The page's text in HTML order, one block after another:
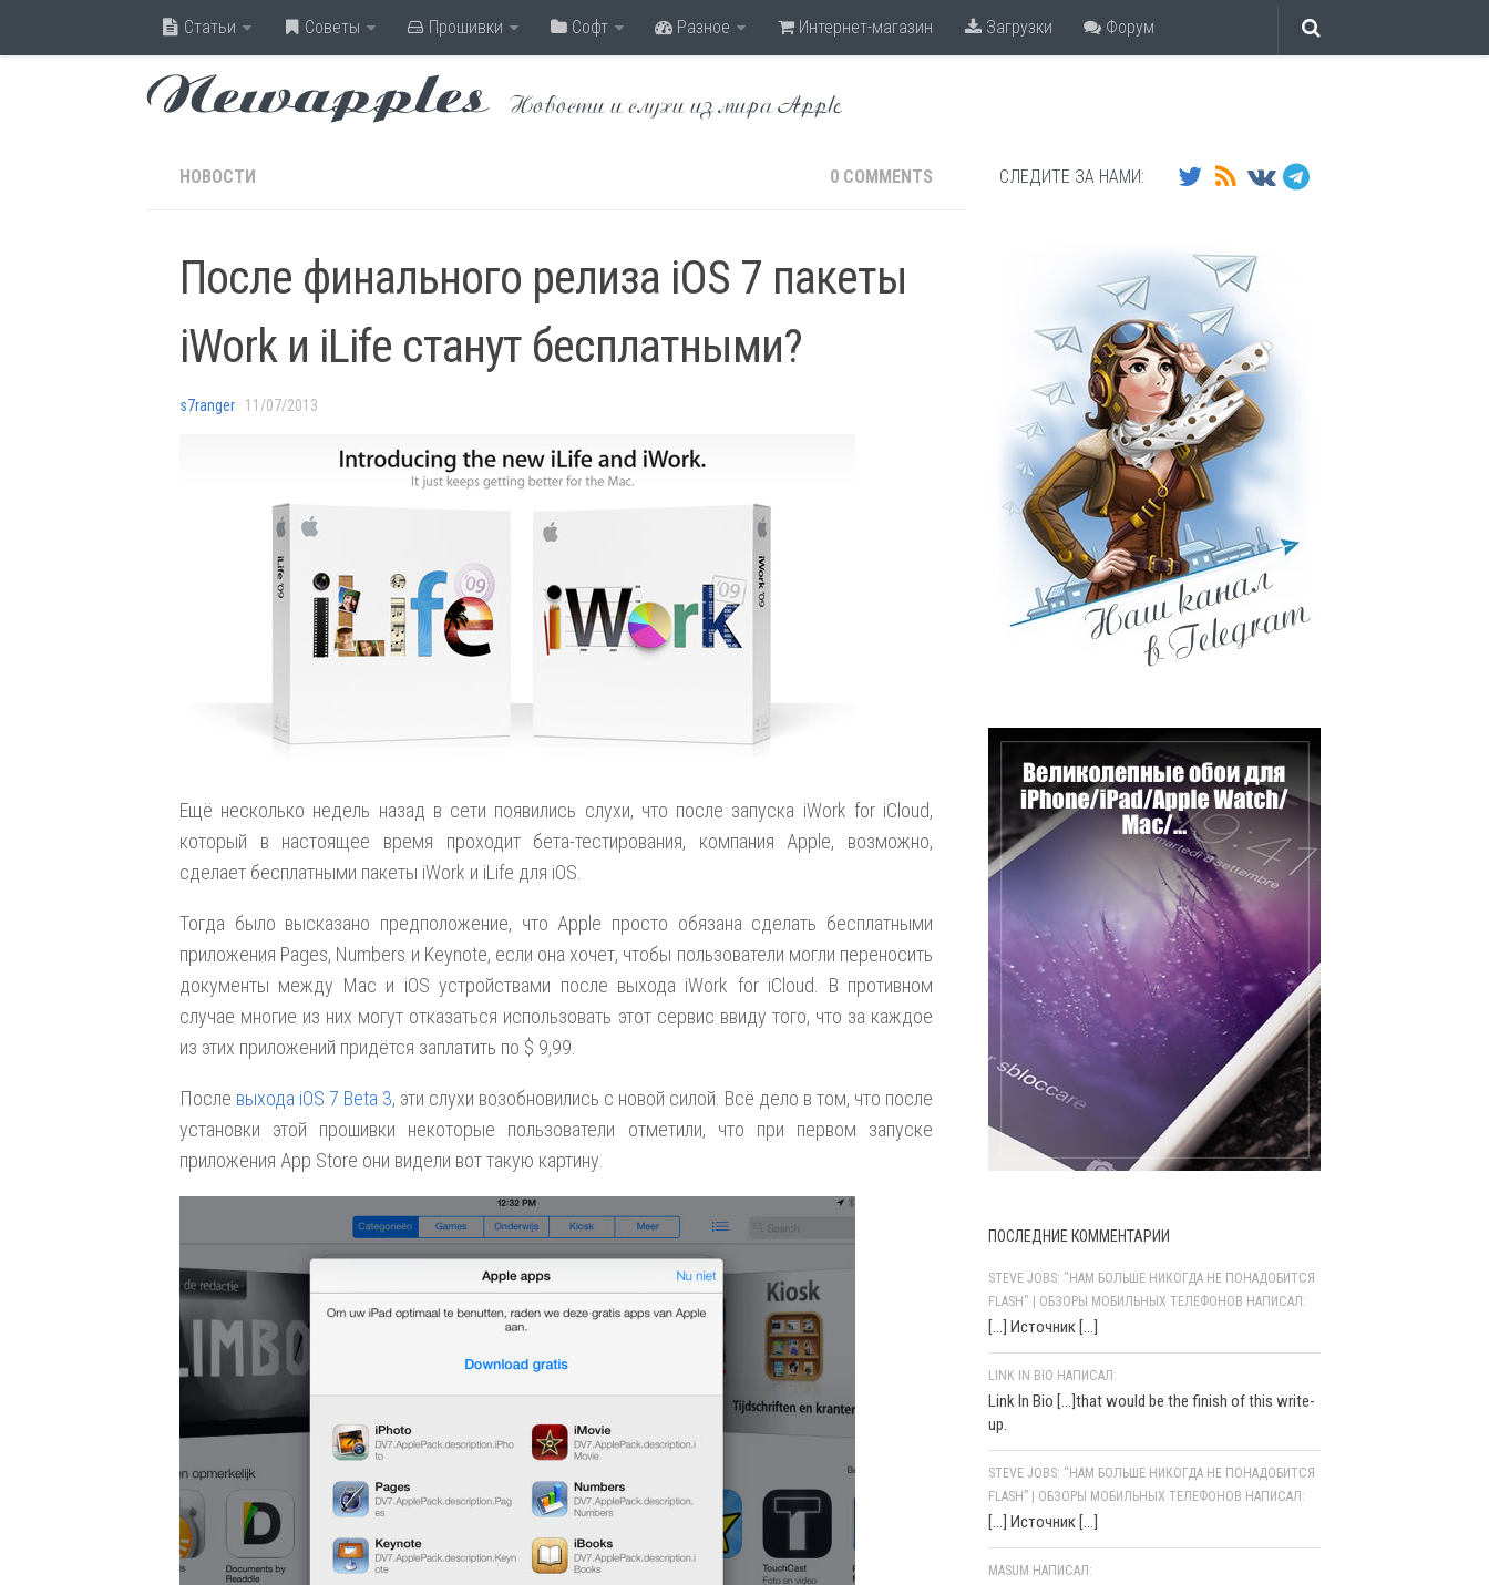
Статьи Советы Прошивки Софт Разное Интернет-магазин Загрузки Форум
Newapples Новости и слухи из мира Apple
НОВОСТИ 0 COMMENTS
После финального релиза iOS 7 пакеты
iWork и iLife станут бесплатными?
s7ranger · 11/07/2013
Ещё несколько недель назад в сети появились слухи, что после запуска iWork for iCloud,
который в настоящее время проходит бета-тестирования, компания Apple, возможно,
сделает бесплатными пакеты iWork и iLife для iOS.
Тогда было высказано предположение, что Apple просто обязана сделать бесплатными
приложения Pages, Numbers и Keynote, если она хочет, чтобы пользователи могли переносить
документы между Mac и iOS устройствами после выхода iWork for iCloud. В противном
случае многие из них могут отказаться использовать этот сервис ввиду того, что за каждое
из этих приложений придётся заплатить по $ 9,99.
После выхода iOS 7 Beta 3, эти слухи возобновились с новой силой. Всё дело в том, что после
установки этой прошивки некоторые пользователи отметили, что при первом запуске
приложения App Store они видели вот такую картину.
СЛЕДИТЕ ЗА НАМИ:
ПОСЛЕДНИЕ КОММЕНТАРИИ
STEVE JOBS: "НАМ БОЛЬШЕ НИКОГДА НЕ ПОНАДОБИТСЯ
FLASH" | ОБЗОРЫ МОБИЛЬНЫХ ТЕЛЕФОНОВ НАПИСАЛ:
[…] Источник […]
LINK IN BIO НАПИСАЛ:
Link In Bio [...]that would be the finish of this write-
up.
STEVE JOBS: “НАМ БОЛЬШЕ НИКОГДА НЕ ПОНАДОБИТСЯ
FLASH” | ОБЗОРЫ МОБИЛЬНЫХ ТЕЛЕФОНОВ НАПИСАЛ:
[…] Источник […]
MASUM НАПИСАЛ: